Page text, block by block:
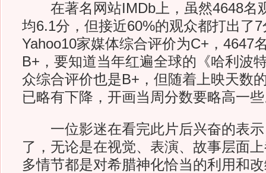
在著名网站IMDb上，虽然4648名
均6.1分，但接近60%的观众都打出了
Yahoo10家媒体综合评价为C+，4647
B+，要知道当年红遍全球的《哈利波
众综合评价也是B+，但随着上映天数
已略有下降，开画当周分数要略高
一位影迷在看完此片后兴奋的表示
了，无论是在视觉、表演、故事层面
多情节都是对希腊神化恰当的利用和